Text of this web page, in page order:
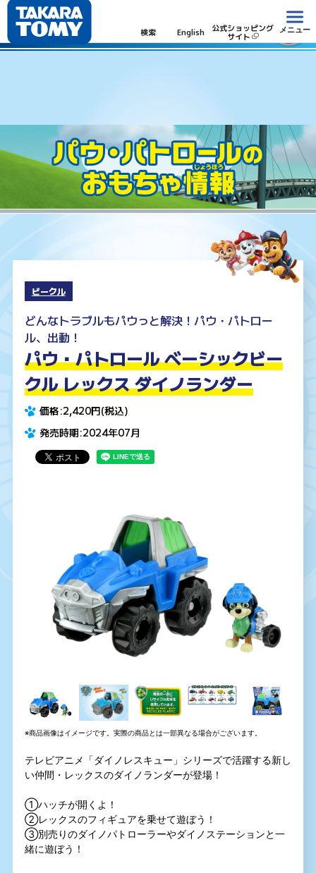
検索 English 公式ショッピング
サイト
メニュー
パウ・パトロール
ビークル
どんなトラブルもパウっと解決！パウ・パトロー
ル、出動！
パウ・パトロール ベーシックビー
クル レックス ダイノランダー
価格:2,420円(税込)
発売時期:2024年07月
※商品画像はイメージです。実際の商品とは一部異なる場合がございます。
テレビアニメ「ダイノレスキュー」シリーズで活躍する新し
い仲間・レックスのダイノランダーが登場！
①ハッチが開くよ！
②レックスのフィギュアを乗せて遊ぼう！
③別売りのダイノパトローラーやダイノステーションと一
緒に遊ぼう！